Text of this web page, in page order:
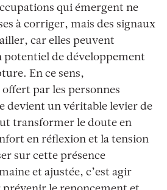
qui émergent ne
à corriger, mais des signaux
car elles peuvent
potentiel de développement
En ce sens,
par les personnes
devient un véritable levier de
transformer le doute en
en réflexion et la tension
sur cette présence
et ajustée, c’est agir